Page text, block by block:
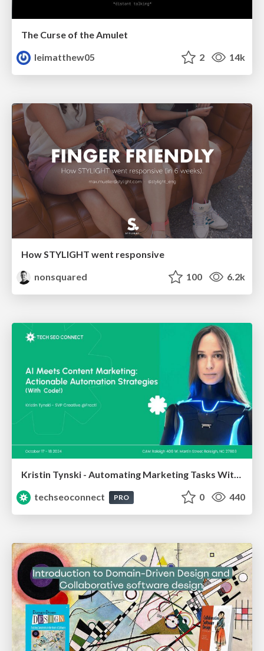
The Curse of the Amulet
leimatthew05
2 14k
How STYLIGHT went responsive
nonsquared
100 6.2k
Kristin Tynski - Automating Marketing Tasks With AI
techseoconnect
PRO 0 440